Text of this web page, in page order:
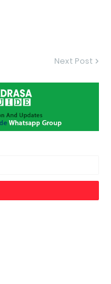
Next Post